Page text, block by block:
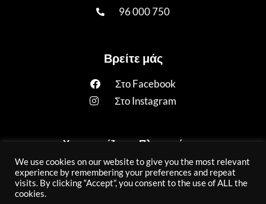
96 000 750
Βρείτε μάς
Στο Facebook
Στο Instagram
Υποστηρίζουμε Πληρωμές με:
We use cookies on our website to give you the most relevant
experience by remembering your preferences and repeat
visits. By clicking “Accept”, you consent to the use of ALL the
cookies.